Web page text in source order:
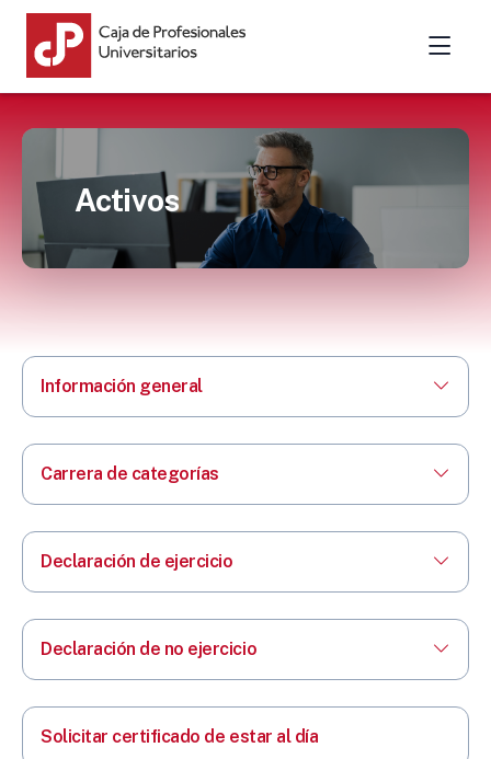
Activos
Información general
Carrera de categorías
Declaración de ejercicio
Declaración de no ejercicio
Solicitar certificado de estar al día